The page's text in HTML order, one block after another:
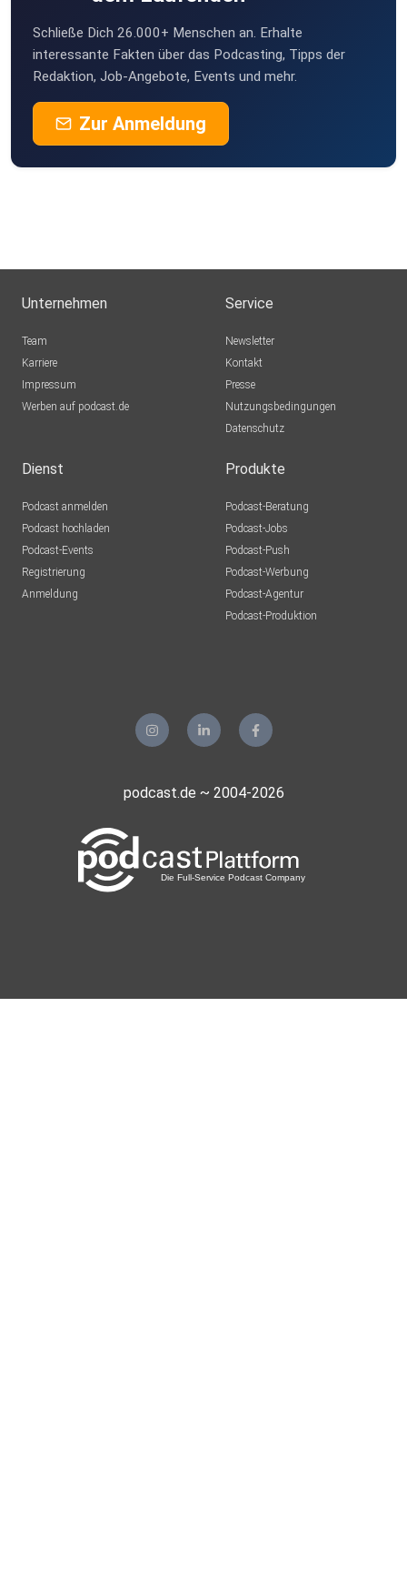
Schließe Dich 26.000+ Menschen an. Erhalte
interessante Fakten über das Podcasting, Tipps der
Redaktion, Job-Angebote, Events und mehr.
Zur Anmeldung
Unternehmen
Team
Karriere
Impressum
Werben auf podcast.de
Service
Newsletter
Kontakt
Presse
Nutzungsbedingungen
Datenschutz
Dienst
Podcast anmelden
Podcast hochladen
Podcast-Events
Registrierung
Anmeldung
Produkte
Podcast-Beratung
Podcast-Jobs
Podcast-Push
Podcast-Werbung
Podcast-Agentur
Podcast-Produktion
podcast.de ~ 2004-2026